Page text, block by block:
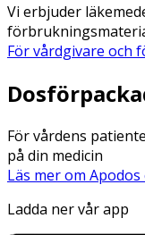
Vi erbjuder
För vårdgivare och
För vårdens
på din medicin
Läs mer om
Ladda ner vår app